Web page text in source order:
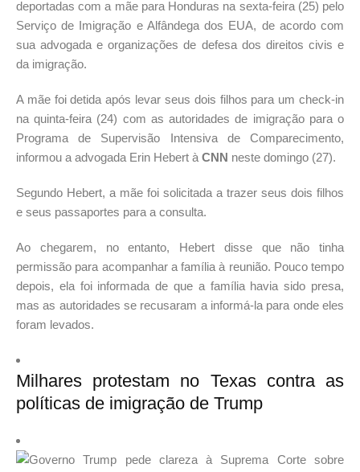
deportadas com a mãe para Honduras na sexta-feira (25) pelo
Serviço de Imigração e Alfândega dos EUA, de acordo com
sua advogada e organizações de defesa dos direitos civis e
da imigração.
A mãe foi detida após levar seus dois filhos para um check-in
na quinta-feira (24) com as autoridades de imigração para o
Programa de Supervisão Intensiva de Comparecimento,
informou a advogada Erin Hebert àCNN neste domingo (27).
Segundo Hebert, a mãe foi solicitada a trazer seus dois filhos
e seus passaportes para a consulta.
Ao chegarem, no entanto, Hebert disse que não tinha
permissão para acompanhar a família à reunião. Pouco tempo
depois, ela foi informada de que a família havia sido presa,
mas as autoridades se recusaram a informá-la para onde eles
foram levados.
Milhares protestam no Texas contra as
políticas de imigração de Trump